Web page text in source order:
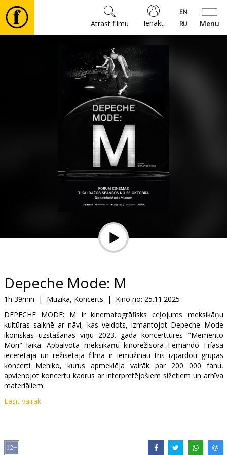
Menu
Ienākt
Atrast filmu
Pasākumi
B2B
Kino
Klubs
Depeche Mode: M
1h 39min | Mūzika, Koncerts | Kino no: 25.11.2025
DEPECHE MODE: M ir kinematogrāfisks ceļojums meksikāņu
kultūras saiknē ar nāvi, kas veidots, izmantojot Depeche Mode
ikoniskās uzstāšanās viņu 2023. gada koncerttūres "Memento
Mori" laikā. Apbalvotā meksikāņu kinorežisora Fernando Fríasa
iecerētajā un režisētajā filmā ir iemūžināti trīs izpārdoti grupas
koncerti Mehiko, kurus apmeklēja vairāk par 200 000 fanu,
apvienojot koncertu kadrus ar interpretējošiem sižetiem un arhīva
materiāliem.
DEPECHE MODE: M svin grupas globālo ietekmi, vienlaikus
cilvēcisku.
Lasīt vairāk